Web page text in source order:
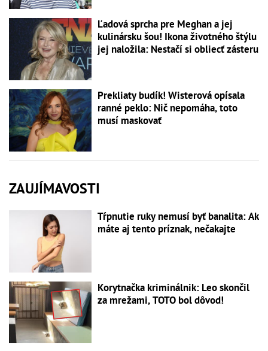
Ľadová sprcha pre Meghan a jej
kulinársku šou! Ikona životného štýlu
jej naložila: Nestačí si obliecť zásteru
Prekliaty budík! Wisterová opísala
ranné peklo: Nič nepomáha, toto
musí maskovať
ZAUJÍMAVOSTI
Tŕpnutie ruky nemusí byť banalita: Ak
máte aj tento príznak, nečakajte
Korytnačka kriminálnik: Leo skončil
za mrežami, TOTO bol dôvod!